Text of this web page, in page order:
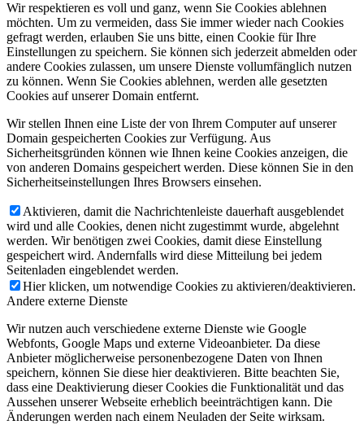
Wir respektieren es voll und ganz, wenn Sie Cookies ablehnen
möchten. Um zu vermeiden, dass Sie immer wieder nach Cookies
gefragt werden, erlauben Sie uns bitte, einen Cookie für Ihre
Einstellungen zu speichern. Sie können sich jederzeit abmelden oder
andere Cookies zulassen, um unsere Dienste vollumfänglich nutzen
zu können. Wenn Sie Cookies ablehnen, werden alle gesetzten
Cookies auf unserer Domain entfernt.
Wir stellen Ihnen eine Liste der von Ihrem Computer auf unserer
Domain gespeicherten Cookies zur Verfügung. Aus
Sicherheitsgründen können wie Ihnen keine Cookies anzeigen, die
von anderen Domains gespeichert werden. Diese können Sie in den
Sicherheitseinstellungen Ihres Browsers einsehen.
Aktivieren, damit die Nachrichtenleiste dauerhaft ausgeblendet
wird und alle Cookies, denen nicht zugestimmt wurde, abgelehnt
werden. Wir benötigen zwei Cookies, damit diese Einstellung
gespeichert wird. Andernfalls wird diese Mitteilung bei jedem
Seitenladen eingeblendet werden.
Hier klicken, um notwendige Cookies zu aktivieren/deaktivieren.
Andere externe Dienste
Wir nutzen auch verschiedene externe Dienste wie Google
Webfonts, Google Maps und externe Videoanbieter. Da diese
Anbieter möglicherweise personenbezogene Daten von Ihnen
speichern, können Sie diese hier deaktivieren. Bitte beachten Sie,
dass eine Deaktivierung dieser Cookies die Funktionalität und das
Aussehen unserer Webseite erheblich beeinträchtigen kann. Die
Änderungen werden nach einem Neuladen der Seite wirksam.